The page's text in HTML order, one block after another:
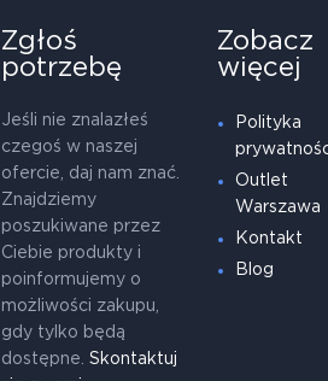
Zgłoś
potrzebę
Jeśli nie znalazłeś
czegoś w naszej
ofercie, daj nam znać.
Znajdziemy
poszukiwane przez
Ciebie produkty i
poinformujemy o
możliwości zakupu,
gdy tylko będą
dostępne. Skontaktuj
Zobacz
więcej
Polityka
Outlet
Warszawa
Kontakt
Blog